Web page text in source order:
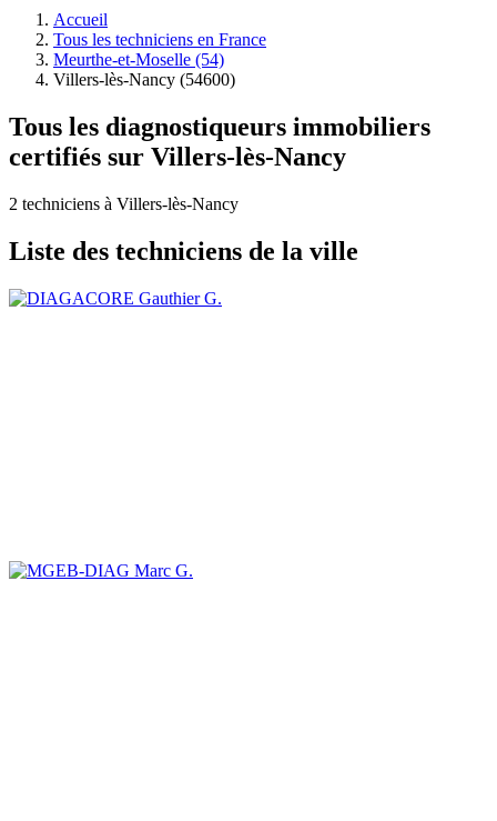
Accueil
Tous les techniciens en France
Meurthe-et-Moselle (54)
Villers-lès-Nancy (54600)
Tous les diagnostiqueurs immobiliers
certifiés sur Villers-lès-Nancy
2 techniciens à Villers-lès-Nancy
Liste des techniciens de la ville
Gauthier G.
Marc G.